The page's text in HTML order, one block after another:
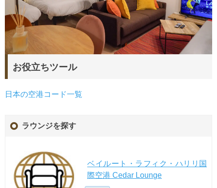
お役立ちツール
日本の空港コード一覧
ラウンジを探す
ベイルート・ラフィク・ハリリ国
際空港 Cedar Lounge